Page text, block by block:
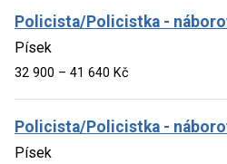
Policista/Policistka -
Písek
32 900 – 41 640 Kč
Policista/Policistka -
Písek